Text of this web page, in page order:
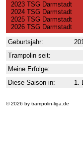
2023 TSG Darmstadt
2024 TSG Darmstadt
2025 TSG Darmstadt
2026 TSG Darmstadt
Geburtsjahr:
Trampolin seit:
Meine Erfolge:
Diese Saison in:
1.
© 2026 by trampolin-liga.de